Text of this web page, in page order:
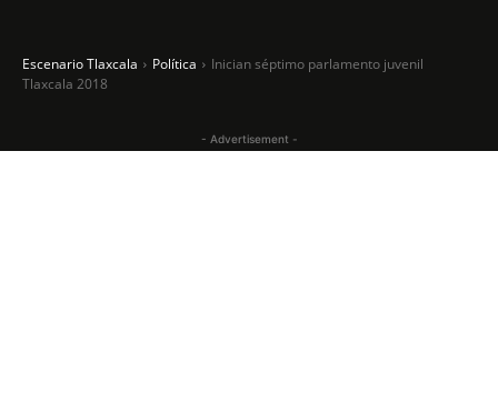
Escenario Tlaxcala Política
Inician séptimo parlamento juvenil
Tlaxcala 2018
- Advertisement -